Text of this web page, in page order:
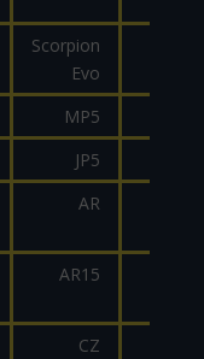
Scorpion
Evo
MP5
JP5
AR
AR15
CZ